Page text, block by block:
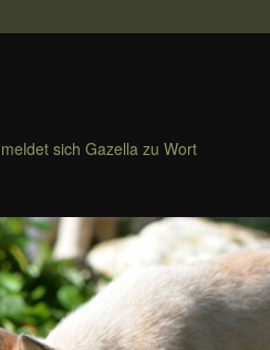
sich Gazella zu Wort